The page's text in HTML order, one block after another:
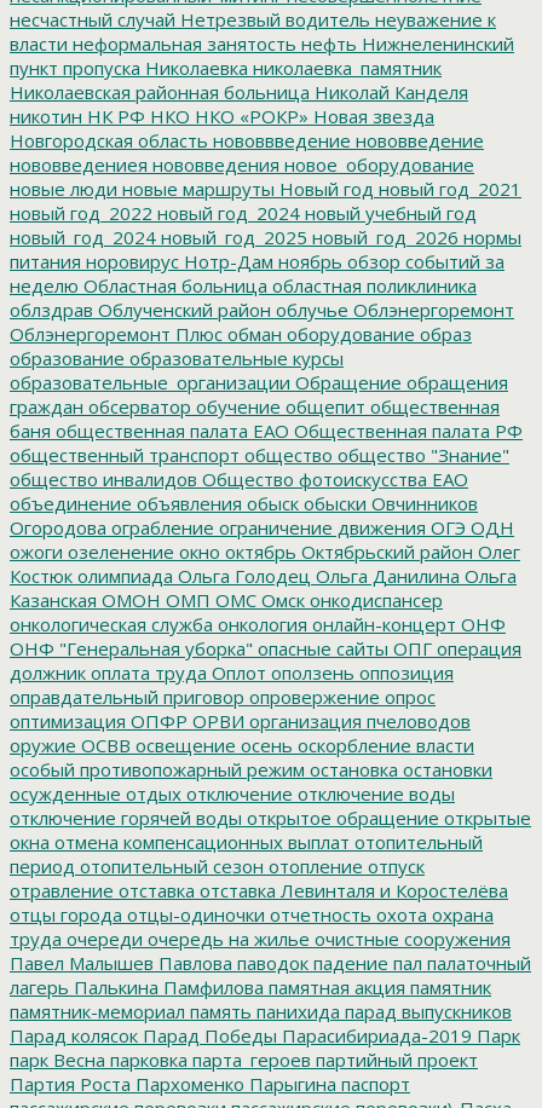
несчастный случай Нетрезвый водитель неуважение к
власти неформальная занятость нефть Нижнеленинский
пункт пропуска Николаевка николаевка_памятник
Николаевская районная больница Николай Канделя
никотин НК РФ НКО НКО «РОКР» Новая звезда
Новгородская область нововвведение нововведение
нововведениея нововведения новое_оборудование
новые люди новые маршруты Новый год новый год_2021
новый год_2022 новый год_2024 новый учебный год
новый_год_2024 новый_год_2025 новый_год_2026 нормы
питания норовирус Нотр-Дам ноябрь обзор событий за
неделю Областная больница областная поликлиника
облздрав Облученский район облучье Облэнергоремонт
Облэнергоремонт Плюс обман оборудование образ
образование образовательные курсы
образовательные_организации Обращение обращения
граждан обсерватор обучение общепит общественная
баня общественная палата ЕАО Общественная палата РФ
общественный транспорт общество общество "Знание"
общество инвалидов Общество фотоискусства ЕАО
объединение объявления обыск обыски Овчинников
Огородова ограбление ограничение движения ОГЭ ОДН
ожоги озеленение окно октябрь Октябрьский район Олег
Костюк олимпиада Ольга Голодец Ольга Данилина Ольга
Казанская ОМОН ОМП ОМС Омск онкодиспансер
онкологическая служба онкология онлайн-концерт ОНФ
ОНФ "Генеральная уборка" опасные сайты ОПГ операция
должник оплата труда Оплот оползень оппозиция
оправдательный приговор опровержение опрос
оптимизация ОПФР ОРВИ организация пчеловодов
оружие ОСВВ освещение осень оскорбление власти
особый противопожарный режим остановка остановки
осужденные отдых отключение отключение воды
отключение горячей воды открытое обращение открытые
окна отмена компенсационных выплат отопительный
период отопительный сезон отопление отпуск
отравление отставка отставка Левинталя и Коростелёва
отцы города отцы-одиночки отчетность охота охрана
труда очереди очередь на жилье очистные сооружения
Павел Малышев Павлова паводок падение пал палаточный
лагерь Палькина Памфилова памятная акция памятник
памятник-мемориал память панихида парад выпускников
Парад колясок Парад Победы Парасибириада-2019 Парк
парк Весна парковка парта_героев партийный проект
Партия Роста Пархоменко Парыгина паспорт